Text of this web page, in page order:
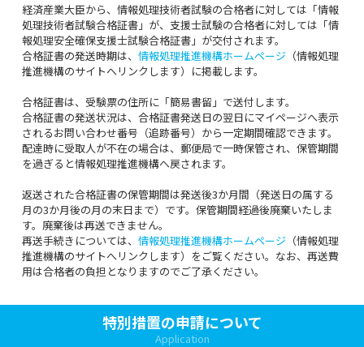
経済産業大臣から、情報処理技術者試験の合格者に対しては「情報
処理技術者試験合格証書」が、支援士試験の合格者に対しては「情
報処理安全確保支援士試験合格証書」が交付されます。
合格証書の発送時期は、 情報処理推進機構ホームページ （情報処理
推進機構のサイトへリンクします）に掲載します。
合格証書は、受験票の住所に「簡易書留」で送付します。
合格証書の発送状況は、合格証書発送日の翌日にマイページへ表示
されるお問い合わせ番号（追跡番号）から一定期間確認できます。
配達時に受取人が不在の場合は、郵便局で一時保管され、保管期間
を過ぎると情報処理推進機構へ戻されます。
返送された合格証書の保管期間は発送後3か月間（発送日の属する
月の3か月後の月の末日まで）です。保管期間経過後廃棄いたしま
す。廃棄後は再送できません。
再送手続きについては、 情報処理推進機構ホームページ （情報処理
推進機構のサイトへリンクします）をご覧ください。なお、再送費
用は合格者の負担となりますのでご了承ください。
特別措置の申請について
Application